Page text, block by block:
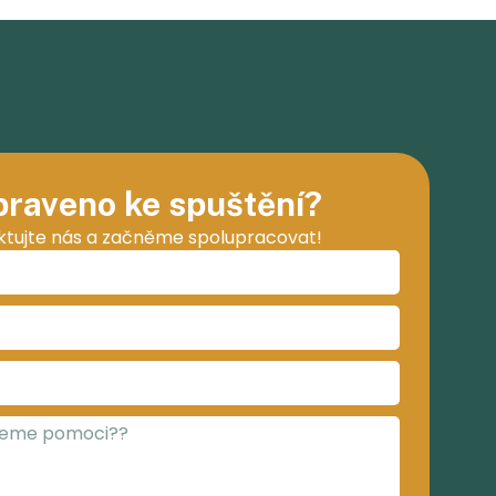
ke spuštění?
nás a začněme spolupracovat!